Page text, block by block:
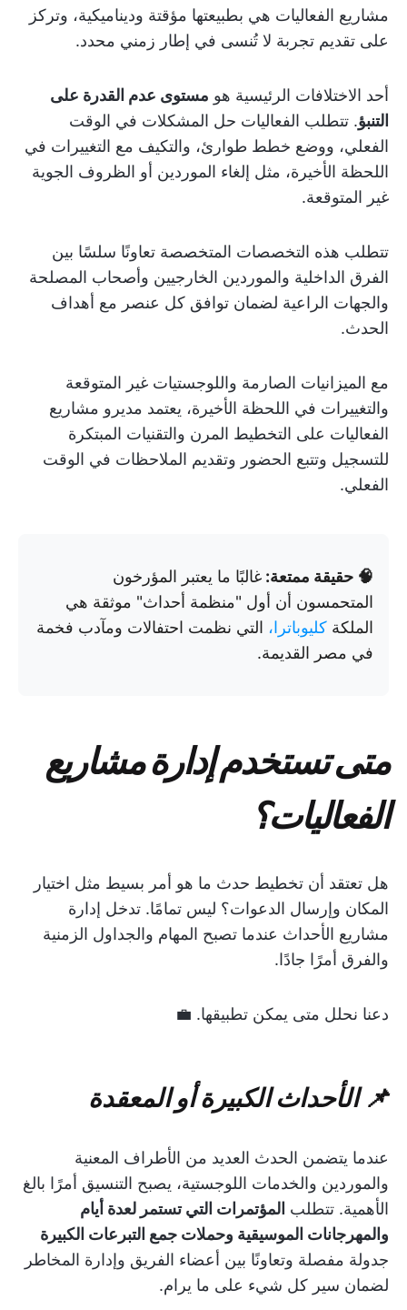
مشاريع الفعاليات هي بطبيعتها مؤقتة وديناميكية، وتركز
على تقديم تجربة لا تُنسى في إطار زمني محدد.
أحد الاختلافات الرئيسية هو مستوى عدم القدرة على
التنبؤ. تتطلب الفعاليات حل المشكلات في الوقت
الفعلي، ووضع خطط طوارئ، والتكيف مع التغييرات في
اللحظة الأخيرة، مثل إلغاء الموردين أو الظروف الجوية
غير المتوقعة.
تتطلب هذه التخصصات المتخصصة تعاونًا سلسًا بين
الفرق الداخلية والموردين الخارجيين وأصحاب المصلحة
والجهات الراعية لضمان توافق كل عنصر مع أهداف
الحدث.
مع الميزانيات الصارمة واللوجستيات غير المتوقعة
والتغييرات في اللحظة الأخيرة، يعتمد مديرو مشاريع
الفعاليات على التخطيط المرن والتقنيات المبتكرة
للتسجيل وتتبع الحضور وتقديم الملاحظات في الوقت
الفعلي.
🧠 حقيقة ممتعة: غالبًا ما يعتبر المؤرخون
المتحمسون أن أول "منظمة أحداث" موثقة هي
الملكة كليوباترا، التي نظمت احتفالات ومآدب فخمة
في مصر القديمة.
متى تستخدم إدارة مشاريع
الفعاليات؟
هل تعتقد أن تخطيط حدث ما هو أمر بسيط مثل اختيار
المكان وإرسال الدعوات؟ ليس تمامًا. تدخل إدارة
مشاريع الأحداث عندما تصبح المهام والجداول الزمنية
والفرق أمرًا جادًا.
دعنا نحلل متى يمكن تطبيقها. 💼
📌 الأحداث الكبيرة أو المعقدة
عندما يتضمن الحدث العديد من الأطراف المعنية
والموردين والخدمات اللوجستية، يصبح التنسيق أمرًا بالغ
الأهمية. تتطلب المؤتمرات التي تستمر لعدة أيام
والمهرجانات الموسيقية وحملات جمع التبرعات الكبيرة
جدولة مفصلة وتعاونًا بين أعضاء الفريق وإدارة المخاطر
لضمان سير كل شيء على ما يرام.